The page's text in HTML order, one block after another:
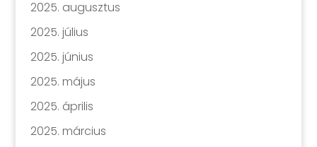
2025. augusztus
2025. július
2025. június
2025. május
2025. április
2025. március